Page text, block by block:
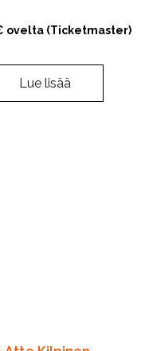
ovelta (Ticketmaster)
Lue lisää